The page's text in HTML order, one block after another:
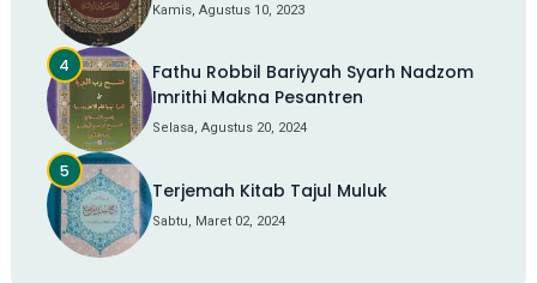
Kamis, Agustus 10, 2023
Fathu Robbil Bariyyah Syarh Nadzom
Imrithi Makna Pesantren
Selasa, Agustus 20, 2024
Terjemah Kitab Tajul Muluk
Sabtu, Maret 02, 2024